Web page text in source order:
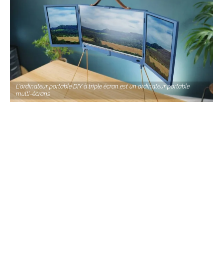
L'ordinateur portable DIY à triple écran est un ordinateur portable
multi-écrans